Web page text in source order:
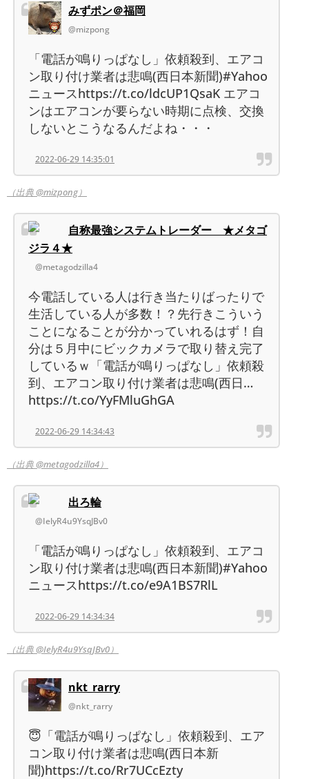
みずポン＠福岡
@mizpong
「電話が鳴りっぱなし」依頼殺到、エアコ
ン取り付け業者は悲鳴(西日本新聞)#Yahoo
ニュースhttps://t.co/ldcUP1QsaK エアコ
ンはエアコンが要らない時期に点検、交換
しないとこうなるんだよね・・・
2022-06-29 14:35:01
（出典 @mizpong）
自称最強システムトレーダー ★メタゴ
ジラ４★
@metagodzilla4
今電話している人は行き当たりばったりで
生活している人が多数！？先行きこういう
ことになることが分かっていれるはず！自
分は５月中にビックカメラで取り替え完了
しているｗ「電話が鳴りっぱなし」依頼殺
到、エアコン取り付け業者は悲鳴(西日…
https://t.co/YyFMluGhGA
2022-06-29 14:34:43
（出典 @metagodzilla4）
出ろ輪
@IelyR4u9YsqJBv0
「電話が鳴りっぱなし」依頼殺到、エアコ
ン取り付け業者は悲鳴(西日本新聞)#Yahoo
ニュースhttps://t.co/e9A1BS7RlL
2022-06-29 14:34:34
（出典 @IelyR4u9YsqJBv0）
nkt_rarry
@nkt_rarry
😇「電話が鳴りっぱなし」依頼殺到、エア
コン取り付け業者は悲鳴(西日本新
聞)https://t.co/Rr7UCcEzty